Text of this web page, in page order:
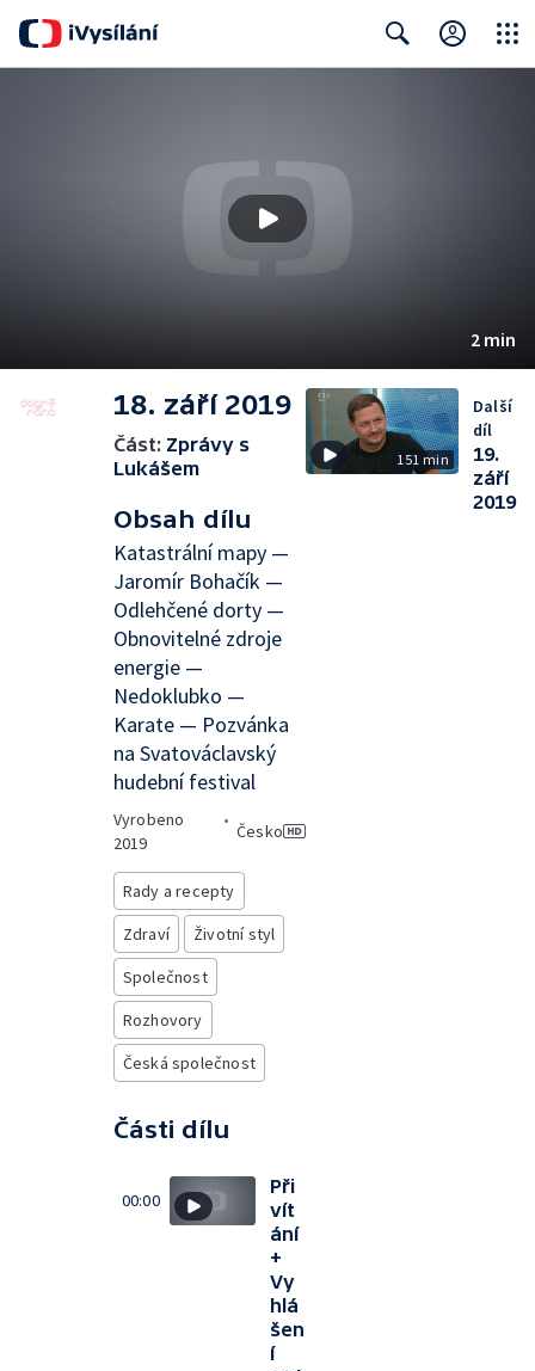
2 min
18. září 2019
Část: Zprávy s
Lukášem
Obsah dílu
Katastrální mapy —
Jaromír Bohačík —
Odlehčené dorty —
Obnovitelné zdroje
energie —
Nedoklubko —
Karate — Pozvánka
na Svatováclavský
hudební festival
Vyrobeno
2019
•
Česko
Rady a recepty
Zdraví
Životní styl
Společnost
Rozhovory
Česká společnost
Části dílu
00:00
Při
vít
ání
+
Vy
hlá
šen
í
151 min
Další
díl
19.
září
2019